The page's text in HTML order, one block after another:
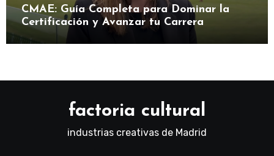
CMAE: Guía Completa para Dominar la
Certificación y Avanzar tu Carrera
factoria cultural
industrias creativas de Madrid